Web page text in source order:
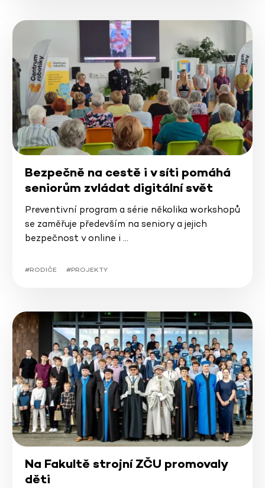
Bezpečně na cestě i v síti pomáhá
seniorům zvládat digitální svět
Preventivní program a série několika workshopů
se zaměřuje především na seniory a jejich
bezpečnost v online i …
#RODIČE #PROJEKTY
Na Fakultě strojní ZČU promovaly
děti